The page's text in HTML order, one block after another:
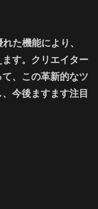
た機能により、
す。クリエイター
、この革新的なツ
今後ますます注目